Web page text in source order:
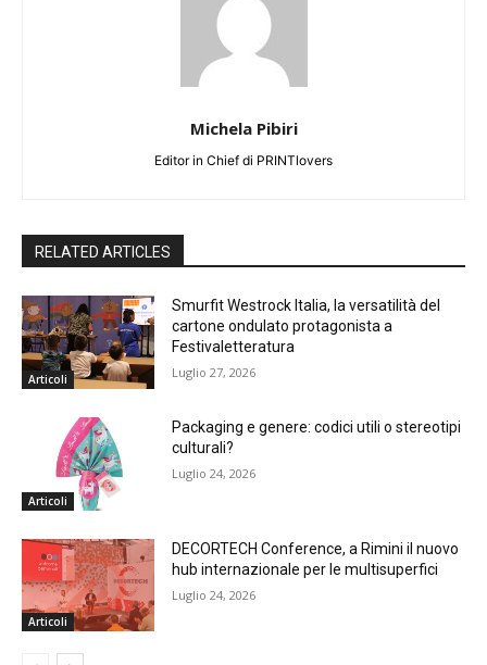
Michela Pibiri
Editor in Chief di PRINTlovers
RELATED ARTICLES
Articoli
Smurfit Westrock Italia, la versatilità del
cartone ondulato protagonista a
Festivaletteratura
Luglio 27, 2026
Articoli
Packaging e genere: codici utili o stereotipi
culturali?
Luglio 24, 2026
Articoli
DECORTECH Conference, a Rimini il nuovo
hub internazionale per le multisuperfici
Luglio 24, 2026